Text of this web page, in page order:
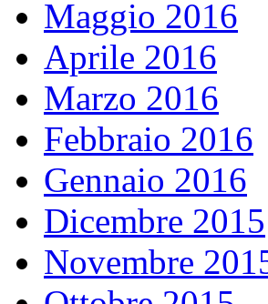
Maggio 2016
Aprile 2016
Marzo 2016
Febbraio 2016
Gennaio 2016
Dicembre 2015
Novembre